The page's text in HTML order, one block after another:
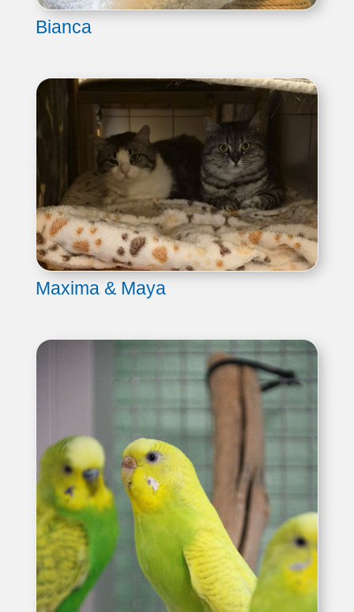
Bianca
Maxima & Maya